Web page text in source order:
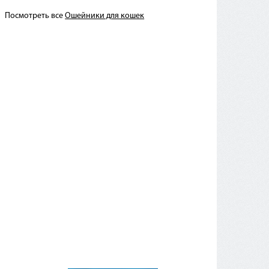
Посмотреть всеОшейники для кошек